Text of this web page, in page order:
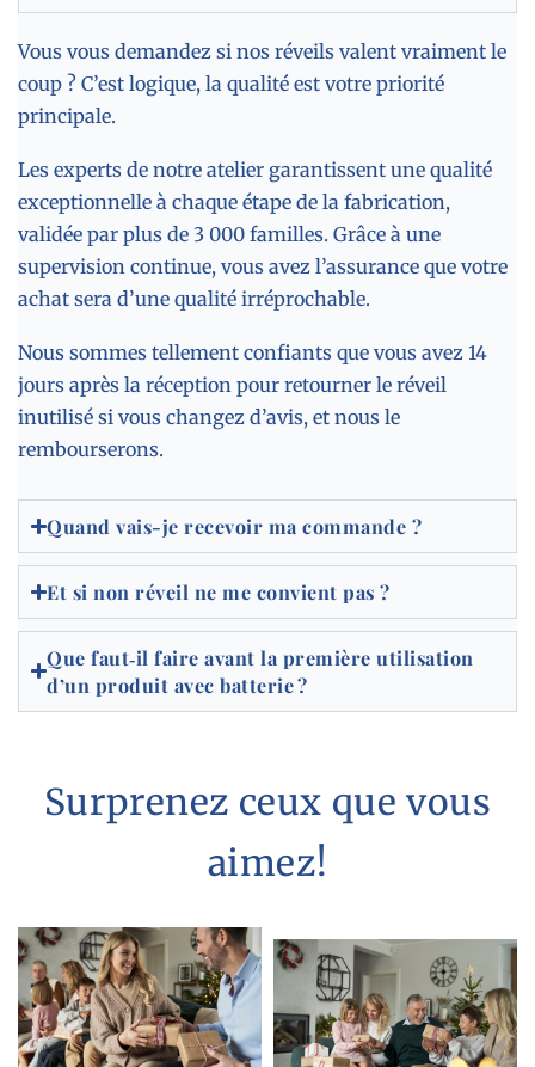
Vous vous demandez si nos réveils valent vraiment le
coup ? C’est logique, la qualité est votre priorité
principale.
Les experts de notre atelier garantissent une qualité
exceptionnelle à chaque étape de la fabrication,
validée par plus de 3 000 familles. Grâce à une
supervision continue, vous avez l’assurance que votre
achat sera d’une qualité irréprochable.
Nous sommes tellement confiants que vous avez 14
jours après la réception pour retourner le réveil
inutilisé si vous changez d’avis, et nous le
rembourserons.
Quand vais-je recevoir ma commande ?
Et si non réveil ne me convient pas ?
Que faut‑il faire avant la première utilisation
d’un produit avec batterie ?
Surprenez ceux que vous
aimez!